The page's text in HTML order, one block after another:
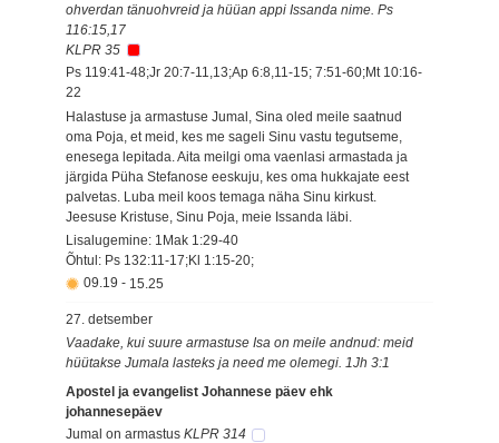
ohverdan tänuohvreid ja hüüan appi Issanda nime. Ps
116:15,17
KLPR 35
Ps 119:41-48;Jr 20:7-11,13;Ap 6:8,11-15; 7:51-60;Mt 10:16-
22
Halastuse ja armastuse Jumal, Sina oled meile saatnud
oma Poja, et meid, kes me sageli Sinu vastu tegutseme,
enesega lepitada. Aita meilgi oma vaenlasi armastada ja
järgida Püha Stefanose eeskuju, kes oma hukkajate eest
palvetas. Luba meil koos temaga näha Sinu kirkust.
Jeesuse Kristuse, Sinu Poja, meie Issanda läbi.
Lisalugemine: 1Mak 1:29-40
Õhtul: Ps 132:11-17;Kl 1:15-20;
09.19 - 15.25
27. detsember
Vaadake, kui suure armastuse Isa on meile andnud: meid
hüütakse Jumala lasteks ja need me olemegi. 1Jh 3:1
Apostel ja evangelist Johannese päev ehk
johannesepäev
Jumal on armastus KLPR 314